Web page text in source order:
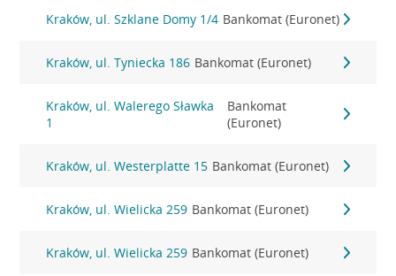
Kraków, ul. Szklane Domy 1/4 Bankomat (Euronet)
Kraków, ul. Tyniecka 186 Bankomat (Euronet)
Kraków, ul. Walerego Sławka
1
Bankomat
(Euronet)
Kraków, ul. Westerplatte 15 Bankomat (Euronet)
Kraków, ul. Wielicka 259 Bankomat (Euronet)
Kraków, ul. Wielicka 259 Bankomat (Euronet)